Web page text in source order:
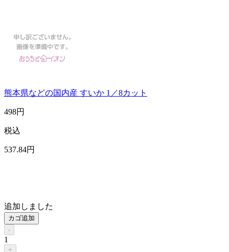
熊本県などの国内産 すいか 1／8カット
498円
税込
537.84円
追加しました
カゴ追加
-
1
+